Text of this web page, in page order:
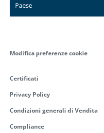
Paese
Modifica preferenze cookie
Certificati
Privacy Policy
Condizioni generali di Vendita
Compliance